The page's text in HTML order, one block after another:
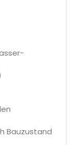
Bauzustand